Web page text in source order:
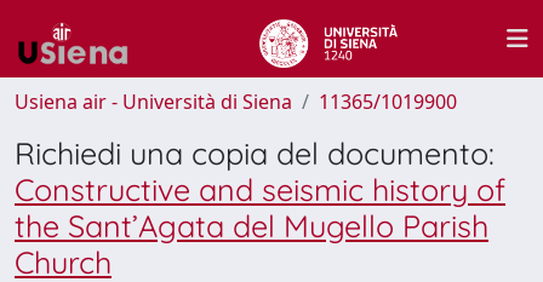
Usiena air - Università di Siena 11365/1019900
Richiedi una copia del documento:
Constructive and seismic history of
the Sant’Agata del Mugello Parish
Church